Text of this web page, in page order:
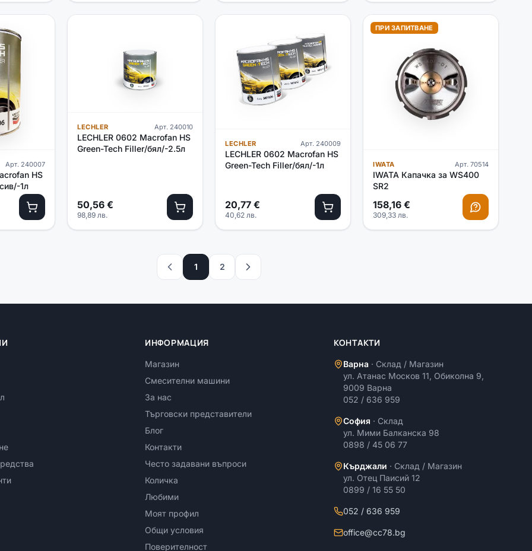
Арт. 240007
HS
1л
LECHLER Арт. 240010
LECHLER 0602 Macrofan HS
Green-Tech Filler/бял/-2.5л
50,56 €
98,89 лв.
LECHLER Арт. 240009
LECHLER 0602 Macrofan HS
Green-Tech Filler/бял/-1л
20,77 €
40,62 лв.
ПРИ ЗАПИТВАНЕ
IWATA Арт. 70514
IWATA Капачка за WS400
SR2
158,16 €
309,33 лв.
1 2
ИНФОРМАЦИЯ
Магазин
Смесителни машини
За нас
Търговски представители
Блог
Контакти
Често задавани въпроси
Количка
Любими
Моят профил
Общи условия
Поверителност
КОНТАКТИ
Варна · Склад / Магазин
ул. Атанас Москов 11, Обиколна 9,
9009 Варна
052 / 636 959
София · Склад
ул. Мими Балканска 98
0898 / 45 06 77
Кърджали · Склад / Магазин
ул. Отец Паисий 12
0899 / 16 55 50
052 / 636 959
office@cc78.bg